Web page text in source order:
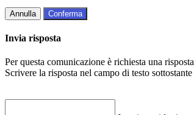
Annulla Conferma
Invia risposta
Per questa comunicazione è richiesta una
Scrivere la risposta nel campo di testo